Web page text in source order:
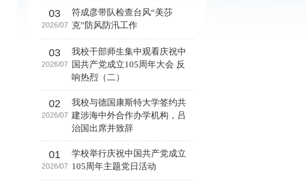
03
2026/07
符成彦带队检查台风“美莎
克”防风防汛工作
03
2026/07
我校干部师生集中观看庆祝中
国共产党成立105周年大会 反
响热烈（二）
02
2026/07
我校与德国康斯特大学签约共
建涉海中外合作办学机构，吕
治国出席并致辞
01
2026/07
学校举行庆祝中国共产党成立
105周年主题党日活动